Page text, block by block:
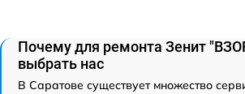
Почему для ремонта Зенит
выбрать нас
В Саратове существует множество